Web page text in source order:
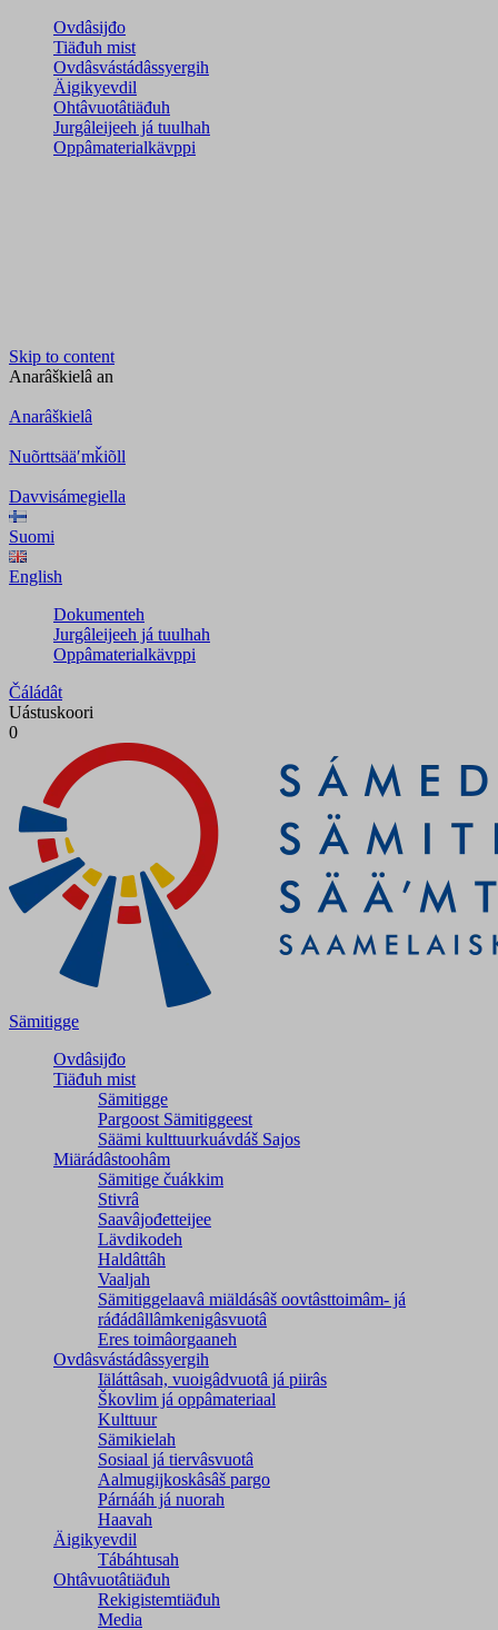
Ovdâsijđo
Tiäđuh mist
Ovdâsvástádâssyergih
Äigikyevdil
Ohtâvuotâtiäđuh
Jurgâleijeeh já tuulhah
Oppâmaterialkävppi
Skip to content
Anarâškielâ an
Anarâškielâ
Nuõrttsääʹmǩiõll
Davvisámegiella
Suomi
English
Dokumenteh
Jurgâleijeeh já tuulhah
Oppâmaterialkävppi
Čáládât
Uástuskoori
0
Sämitigge
Ovdâsijđo
Tiäđuh mist
Sämitigge
Pargoost Sämitiggeest
Säämi kulttuurkuávdáš Sajos
Miärádâstoohâm
Sämitige čuákkim
Stivrâ
Saavâjođetteijee
Lävdikodeh
Haldâttâh
Vaaljah
Sämitiggelaavâ miäldásâš oovtâsttoimâm- já
ráđádâllâmkenigâsvuotâ
Eres toimâorgaaneh
Ovdâsvástádâssyergih
Iäláttâsah, vuoigâdvuotâ já piirâs
Škovlim já oppâmateriaal
Kulttuur
Sämikielah
Sosiaal já tiervâsvuotâ
Aalmugijkoskâsâš pargo
Párnááh já nuorah
Haavah
Äigikyevdil
Tábáhtusah
Ohtâvuotâtiäđuh
Rekigistemtiäđuh
Media